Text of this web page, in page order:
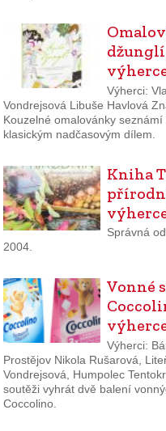
Výherci:
Vondrejsová Libuše Havlová
Kouzelné omalovánky
klasickým nadčasovým dílem.
Kniha
Správná
2004.
Vonné
Výherci:
Prostějov Nikola Rušarová,
Vondrejsová, Humpolec
soutěži vyhrát dvě balení
Coccolino.